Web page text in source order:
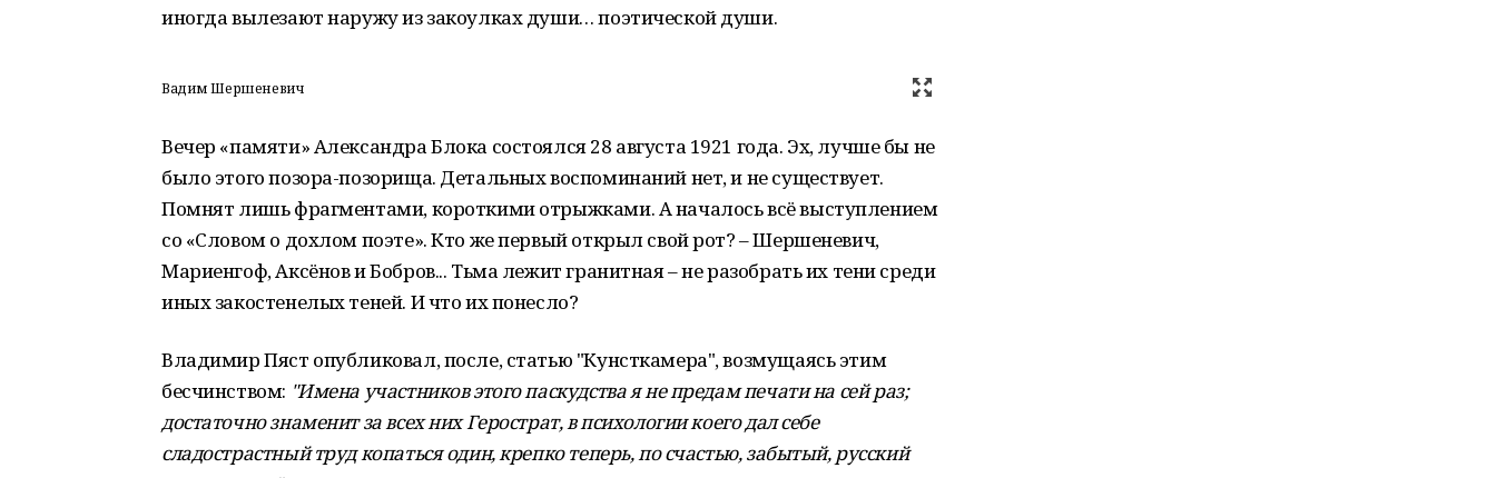
иногда вылезают наружу из закоулках души… поэтической души.
Вадим Шершеневич
Вечер «памяти» Александра Блока состоялся 28 августа 1921 года. Эх, лучше бы не
было этого позора-позорища. Детальных воспоминаний нет, и не существует.
Помнят лишь фрагментами, короткими отрыжками. А началось всё выступлением
со «Словом о дохлом поэте». Кто же первый открыл свой рот? – Шершеневич,
Мариенгоф, Аксёнов и Бобров... Тьма лежит гранитная – не разобрать их тени среди
иных закостенелых теней. И что их понесло?
Владимир Пяст опубликовал, после, статью "Кунсткамера", возмущаясь этим
бесчинством: "Имена участников этого паскудства я не предам печати на сей раз;
достаточно знаменит за всех них Герострат, в психологии коего дал себе
сладострастный труд копаться один, крепко теперь, по счастью, забытый, русский